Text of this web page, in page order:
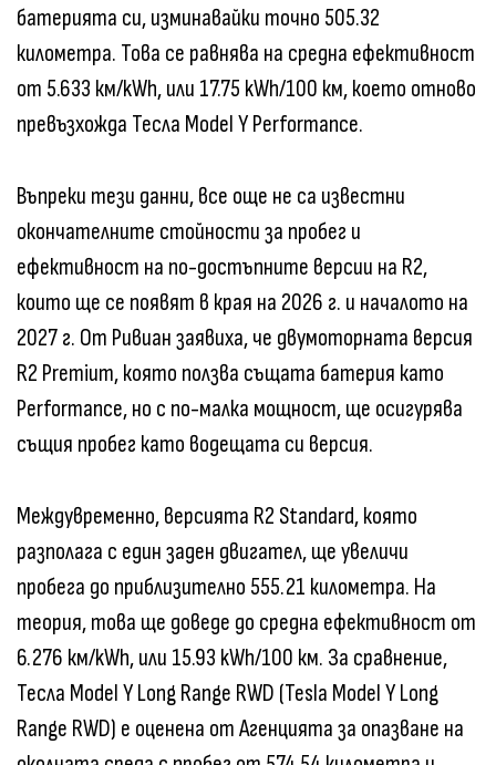
батерията си, изминавайки точно 505.32
километра. Това се равнява на средна ефективност
от 5.633 км/kWh, или 17.75 kWh/100 км, което отново
превъзхожда Тесла Model Y Performance.
Въпреки тези данни, все още не са известни
окончателните стойности за пробег и
ефективност на по-достъпните версии на R2,
които ще се появят в края на 2026 г. и началото на
2027 г. От Ривиан заявиха, че двумоторната версия
R2 Premium, която ползва същата батерия като
Performance, но с по-малка мощност, ще осигурява
същия пробег като водещата си версия.
Междувременно, версията R2 Standard, която
разполага с един заден двигател, ще увеличи
пробега до приблизително 555.21 километра. На
теория, това ще доведе до средна ефективност от
6.276 км/kWh, или 15.93 kWh/100 км. За сравнение,
Тесла Model Y Long Range RWD (Tesla Model Y Long
Range RWD) е оценена от Агенцията за опазване на